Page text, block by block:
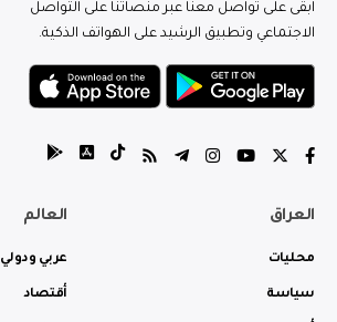
ابقى على تواصل معنا عبر منصاتنا على التواصل
الاجتماعي وتطبيق الرشيد على الهواتف الذكية.
العراق
محليات
سياسة
العالم
عربي ودولي
أقتصاد